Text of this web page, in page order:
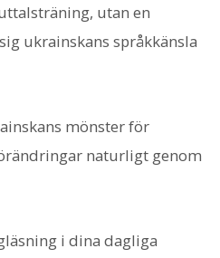
utan en
ukrainskans språkkänsla
mönster för
naturligt genom
i dina dagliga